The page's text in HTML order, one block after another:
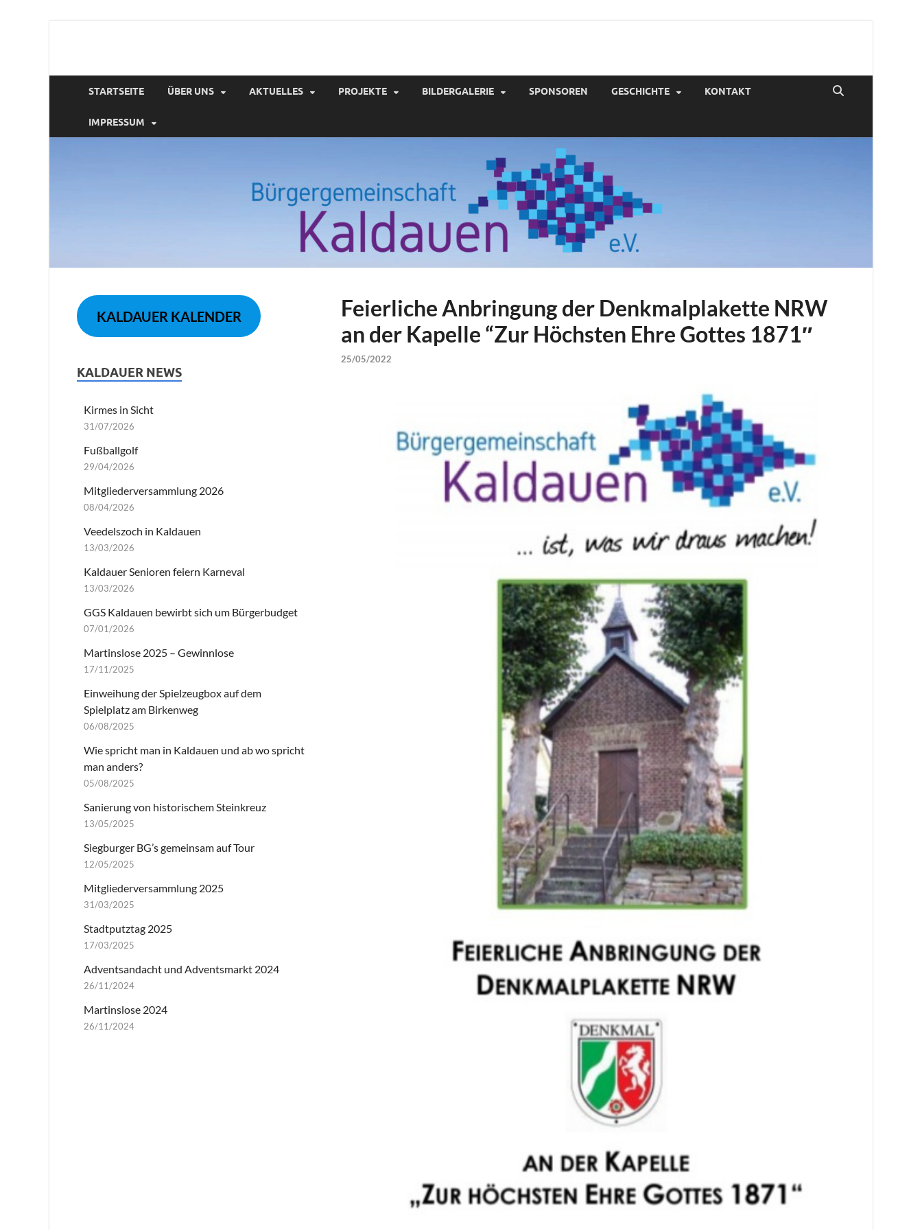
Webseite der Bürgergemeinschaft Kaldauen
STARTSEITE ÜBER UNS AKTUELLES PROJEKTE BILDERGALERIE SPONSOREN GESCHICHTE KONTAKT
IMPRESSUM
Feierliche Anbringung der Denkmalplakette NRW
an der Kapelle “Zur Höchsten Ehre Gottes 1871″
25/05/2022
KALDAUER KALENDER
KALDAUER NEWS
Kirmes in Sicht
31/07/2026
Fußballgolf
29/04/2026
Mitgliederversammlung 2026
08/04/2026
Veedelszoch in Kaldauen
13/03/2026
Kaldauer Senioren feiern Karneval
13/03/2026
GGS Kaldauen bewirbt sich um Bürgerbudget
07/01/2026
Martinslose 2025 – Gewinnlose
17/11/2025
Einweihung der Spielzeugbox auf dem
Spielplatz am Birkenweg
06/08/2025
Wie spricht man in Kaldauen und ab wo spricht
man anders?
05/08/2025
Sanierung von historischem Steinkreuz
13/05/2025
Siegburger BG’s gemeinsam auf Tour
12/05/2025
Mitgliederversammlung 2025
31/03/2025
Stadtputztag 2025
17/03/2025
Adventsandacht und Adventsmarkt 2024
26/11/2024
Martinslose 2024
26/11/2024